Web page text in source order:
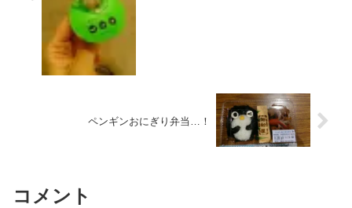
ペンギンおにぎり弁当…！
コメント